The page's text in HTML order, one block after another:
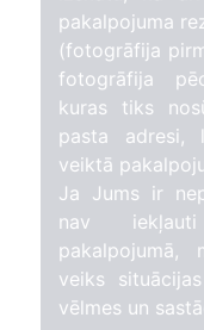
pakalpojuma
(fotogrāfija
fotogrāfija
kuras tiks
pasta adresi,
veiktā
Ja Jums ir
nav
pakalpojumā,
veiks
vēlmes un